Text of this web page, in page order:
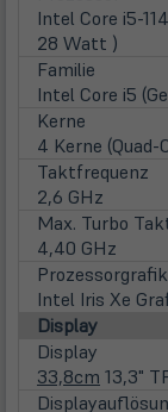
Intel Core i5-
28 Watt )
Familie
Intel Core i5
Kerne
4 Kerne (Quad-
Taktfrequenz
2,6 GHz
Max. Turbo
4,40 GHz
Prozessorgrafik
Intel Iris Xe
Display
Display
33,8cm 13,3"